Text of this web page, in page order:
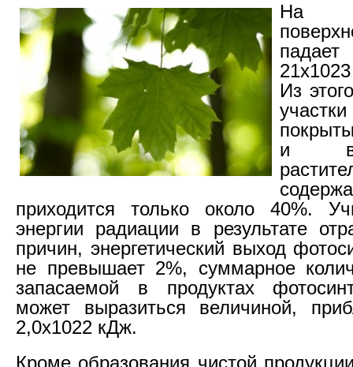
На
Из
и
приходится только около 40%.
энергии радиации в результате
причин, энергетический выход
не превышает 2%, суммарное
запасаемой в продуктах
может выразиться величиной,
2,0x1022 кДж.
Кроме образования чистой